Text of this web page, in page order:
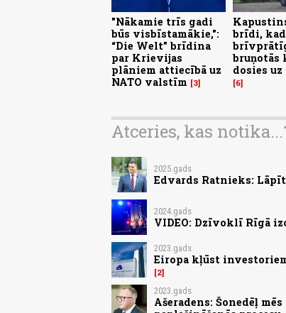
"Nākamie trīs gadi
būs visbīstamākie,":
“Die Welt” brīdina
par Krievijas
plāniem attiecībā uz
NATO valstīm
3
brīdi,
bruņotās
dosies
6
Atceries, kas
2025.gads
Edvards Ratnieks:
2024.gads
VIDEO: Dzīvoklī Rīgā
2023.gads
Eiropa kļūst
2
2023.gads
Ašeradens: Šonedēļ